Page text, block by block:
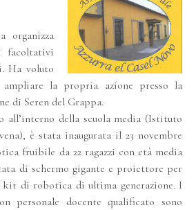
organizza
facoltativi
Ha voluto
la propria azione presso la
di Seren del Grappa.
all’interno della scuola media (Istituto
è stata inaugurata il 23 novembre
fruibile da 22 ragazzi con età media
di schermo gigante e proiettore per
kit di robotica di ultima generazione. I
personale docente qualificato sono